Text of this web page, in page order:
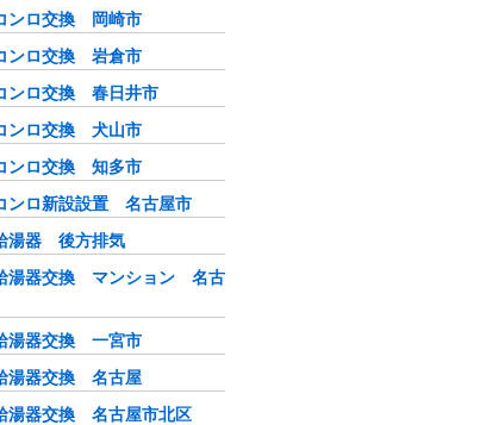
ンロ交換 岡崎市
ンロ交換 岩倉市
ンロ交換 春日井市
ンロ交換 犬山市
ンロ交換 知多市
ンロ新設設置 名古屋市
湯器 後方排気
湯器交換 マンション 名古
湯器交換 一宮市
湯器交換 名古屋
湯器交換 名古屋市北区